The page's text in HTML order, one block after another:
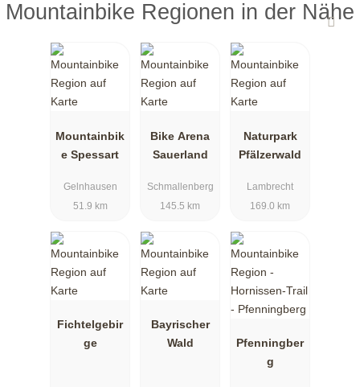
Mountainbike Regionen in der Nähe
Mountainbik
e Spessart
Gelnhausen
51.9 km
Bike Arena
Sauerland
Schmallenberg
145.5 km
Naturpark
Pfälzerwald
Lambrecht
169.0 km
Fichtelgebir
ge
Bayrischer
Wald
Pfenningber
g